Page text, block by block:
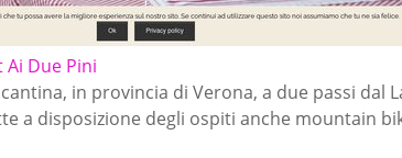
Ai Due Pini
in provincia di Verona, a due passi dal
a disposizione degli ospiti anche mountain